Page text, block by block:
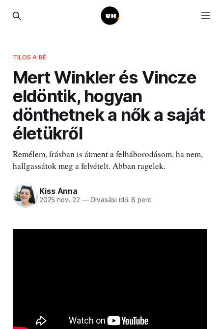
TILOS A BÉ
Mert Winkler és Vincze
eldöntik, hogyan
dönthetnek a nők a saját
életükről
Remélem, írásban is átment a felháborodásom, ha nem,
hallgassátok meg a felvételt. Abban ragelek.
Kiss Anna
2025 nov. 22 —Olvasási idő: 8 perc